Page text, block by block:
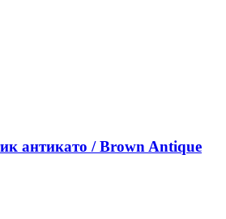
антикато / Brown Antique